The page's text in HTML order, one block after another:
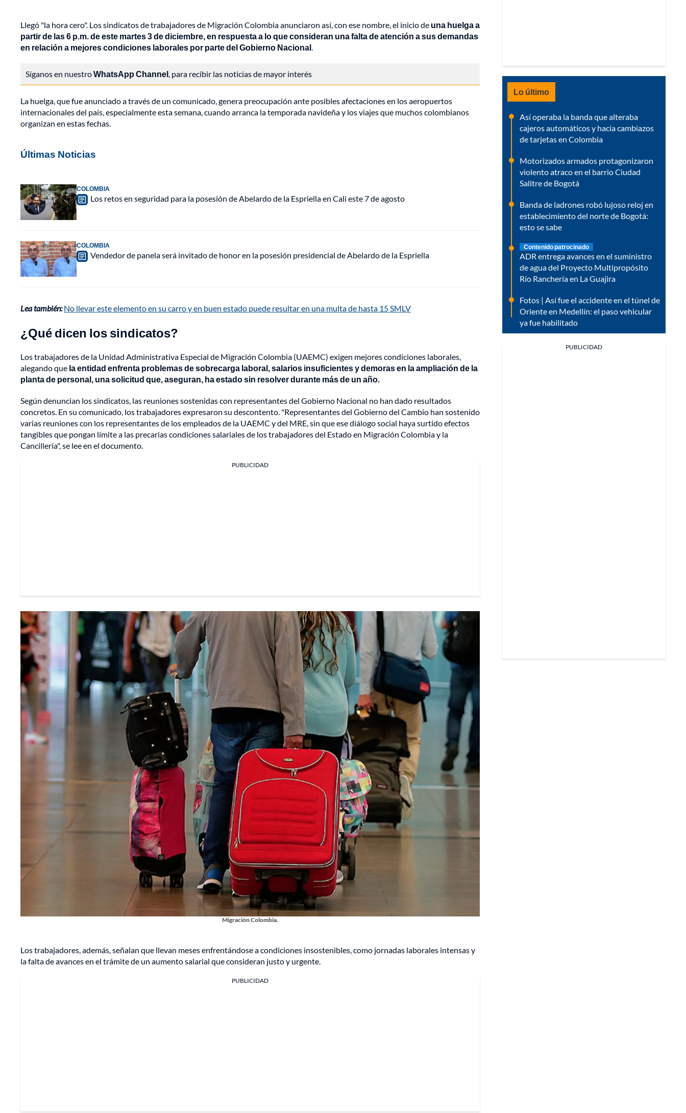
Llegó "la hora cero". Los sindicatos de trabajadores de Migración Colombia anunciaron así, con ese nombre, el inicio de una huelga a
partir de las 6 p.m. de este martes 3 de diciembre, en respuesta a lo que consideran una falta de atención a sus demandas
en relación a mejores condiciones laborales por parte del Gobierno Nacional.
Síganos en nuestroWhatsApp Channel, para recibir las noticias de mayor interés
La huelga, que fue anunciado a través de un comunicado, genera preocupación ante posibles afectaciones en los aeropuertos
internacionales del país, especialmente esta semana, cuando arranca la temporada navideña y los viajes que muchos colombianos
organizan en estas fechas.
Últimas Noticias
COLOMBIA
Los retos en seguridad para la posesión de Abelardo de la Espriella en Cali este 7 de agosto
COLOMBIA
Vendedor de panela será invitado de honor en la posesión presidencial de Abelardo de la Espriella
Lea también: No llevar este elemento en su carro y en buen estado puede resultar en una multa de hasta 15 SMLV
¿Qué dicen los sindicatos?
Los trabajadores de la Unidad Administrativa Especial de Migración Colombia (UAEMC) exigen mejores condiciones laborales,
alegando que la entidad enfrenta problemas de sobrecarga laboral, salarios insuficientes y demoras en la ampliación de la
planta de personal, una solicitud que, aseguran, ha estado sin resolver durante más de un año.
Según denuncian los sindicatos, las reuniones sostenidas con representantes del Gobierno Nacional no han dado resultados
concretos. En su comunicado, los trabajadores expresaron su descontento. "Representantes del Gobierno del Cambio han sostenido
varias reuniones con los representantes de los empleados de la UAEMC y del MRE, sin que ese diálogo social haya surtido efectos
tangibles que pongan límite a las precarias condiciones salariales de los trabajadores del Estado en Migración Colombia y la
Cancillería", se lee en el documento.
PUBLICIDAD
Migración Colombia.
Los trabajadores, además, señalan que llevan meses enfrentándose a condiciones insostenibles, como jornadas laborales intensas y
la falta de avances en el trámite de un aumento salarial que consideran justo y urgente.
PUBLICIDAD
Lo último
Así operaba la banda que alteraba
cajeros automáticos y hacía cambiazos
de tarjetas en Colombia
Motorizados armados protagonizaron
violento atraco en el barrio Ciudad
Salitre de Bogotá
Banda de ladrones robó lujoso reloj en
establecimiento del norte de Bogotá:
esto se sabe
Contenido patrocinado
ADR entrega avances en el suministro
de agua del Proyecto Multipropósito
Río Ranchería en La Guajira
Fotos | Así fue el accidente en el túnel de
Oriente en Medellín: el paso vehicular
ya fue habilitado
PUBLICIDAD